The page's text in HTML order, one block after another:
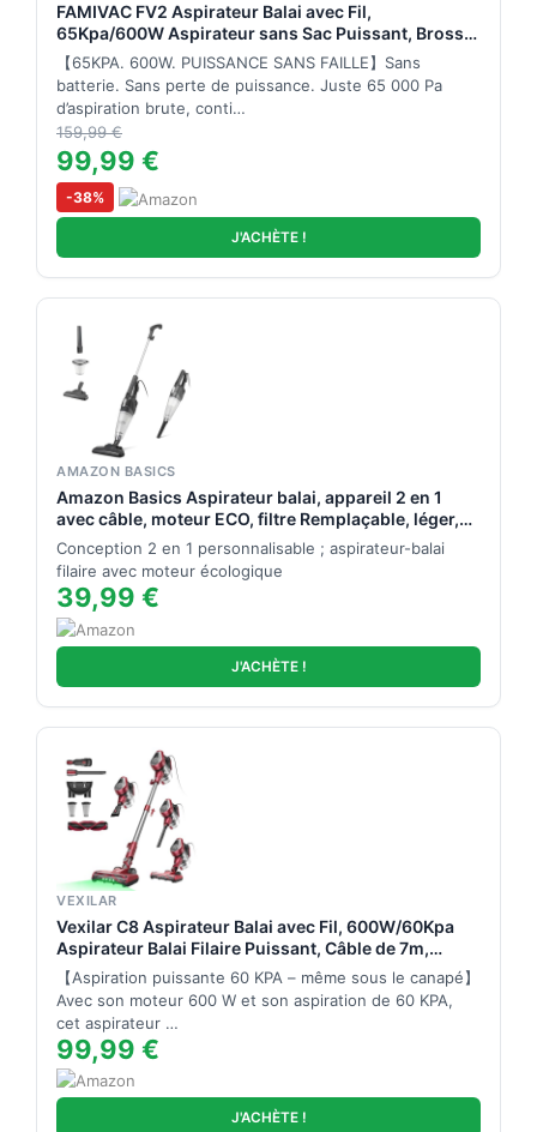
FAMIVAC FV2 Aspirateur Balai avec Fil,
65Kpa/600W Aspirateur sans Sac Puissant, Brosse
Matelas, 1,3KG Léger, Câble 7M, 1,5L, Brosse Anti-
Enroulement & Autoportante pour Tapis, Sols, Poils
d’Animaux
【65KPA. 600W. PUISSANCE SANS FAILLE】Sans
batterie. Sans perte de puissance. Juste 65 000 Pa
d’aspiration brute, conti…
159,99 €
99,99 €
-38%
J'ACHÈTE !
AMAZON BASICS
Amazon Basics Aspirateur balai, appareil 2 en 1
avec câble, moteur ECO, filtre Remplaçable, léger,
Noir
Conception 2 en 1 personnalisable ; aspirateur-balai
filaire avec moteur écologique
39,99 €
J'ACHÈTE !
VEXILAR
Vexilar C8 Aspirateur Balai avec Fil, 600W/60Kpa
Aspirateur Balai Filaire Puissant, Câble de 7m,
Brosse Anti-Emmêlement, Filtre HEPA, 1,5L,
Aspirateur Léger pour Sols Durs, Tapis et Poils
d’Animaux
【Aspiration puissante 60 KPA – même sous le canapé】
Avec son moteur 600 W et son aspiration de 60 KPA,
cet aspirateur …
99,99 €
J'ACHÈTE !